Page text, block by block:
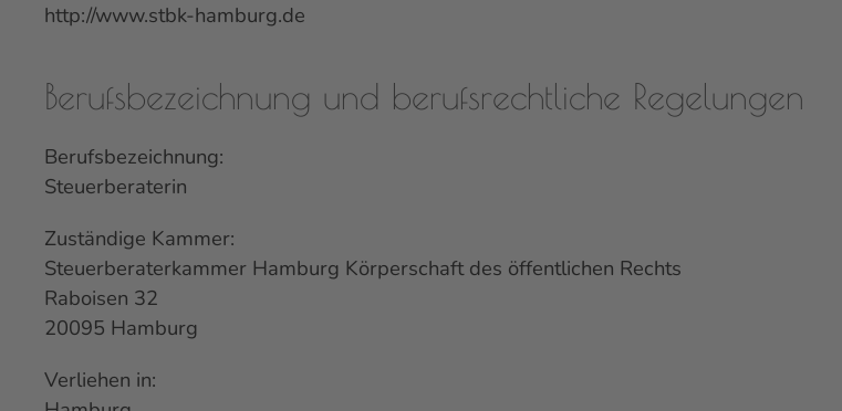
http://www.stbk-hamburg.de
Berufsbezeichnung und berufsrechtliche Regelungen
Berufsbezeichnung:
Steuerberaterin
Zuständige Kammer:
Steuerberaterkammer Hamburg Körperschaft des öffentlichen Rechts
Raboisen 32
20095 Hamburg
Verliehen in: